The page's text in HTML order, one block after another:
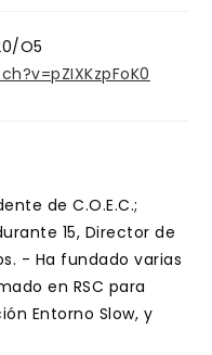
O5
de C.O.E.C.;
15, Director de
- Ha fundado varias
en RSC para
Entorno Slow, y